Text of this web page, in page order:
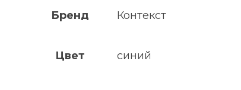
Бренд Контекст
Цвет синий